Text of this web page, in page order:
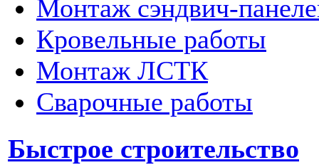
Монтаж сэндвич-
Кровельные работы
Монтаж ЛСТК
Сварочные работы
Быстрое строительство